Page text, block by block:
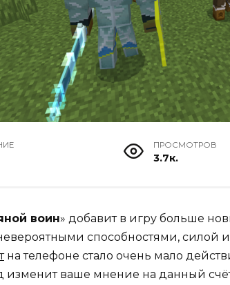
ПРОСМОТРОВ
3.7к.
воин» добавит в игру больше
способностями, силой
на телефоне стало очень мало
изменит ваше мнение на данный